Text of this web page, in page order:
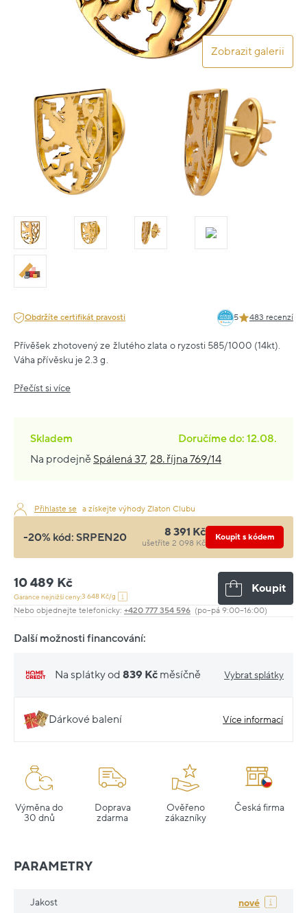
Zobrazit galerii
Obdržíte certifikát pravosti 5 483 recenzí
Přívěšek zhotovený ze žlutého zlata o ryzosti 585/1000 (14kt).
Váha přívěsku je 2.3 g.
Přečíst si více
Skladem
Doručíme do: 12.08.
Na prodejně Spálená 37, 28. října 769/14
Přihlaste se a získejte výhody Zlaton Clubu
-20% kód: SRPEN20 8 391 Kč
ušetříte 2 098 Kč
Koupit s kódem
10 489 Kč
Garance nejnižší ceny:3 648 Kč/g
Koupit
Nebo objednejte telefonicky: +420 777 354 596 (po–pá 9:00–16:00)
Další možnosti financování:
Na splátky od 839 Kč měsíčně Vybrat splátky
Dárkové balení Více informací
Výměna do
30 dnů
Doprava
zdarma
Ověřeno
zákazníky
Česká firma
PARAMETRY
Jakost nové